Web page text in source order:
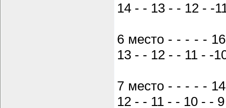
14 - - 13 - - 12 - -
6 место - - - - -
13 - - 12 - - 11 - -
7 место - - - - -
12 - - 11 - - 10 - - 9